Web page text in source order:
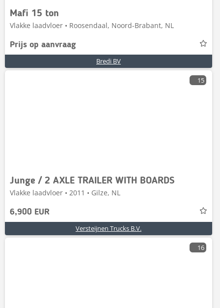
Mafi 15 ton
Vlakke laadvloer • Roosendaal, Noord-Brabant, NL
Prijs op aanvraag
Bredi BV
15
Junge / 2 AXLE TRAILER WITH BOARDS
Vlakke laadvloer • 2011 • Gilze, NL
6,900 EUR
Versteijnen Trucks B.V.
16